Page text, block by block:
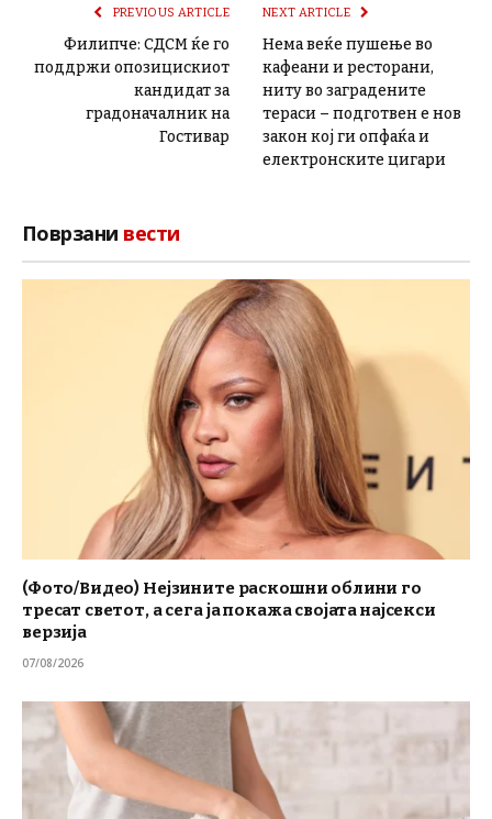
PREVIOUS ARTICLE
Филипче: СДСМ ќе го
поддржи опозицискиот
кандидат за
градоначалник на
Гостивар
NEXT ARTICLE
Нема веќе пушење во
кафеани и ресторани,
ниту во заградените
тераси – подготвен е нов
закон кој ги опфаќа и
електронските цигари
Поврзани вести
(Фото/Видео) Нејзините раскошни облини го
тресат светот, а сега ја покажа својата најсекси
верзија
07/08/2026